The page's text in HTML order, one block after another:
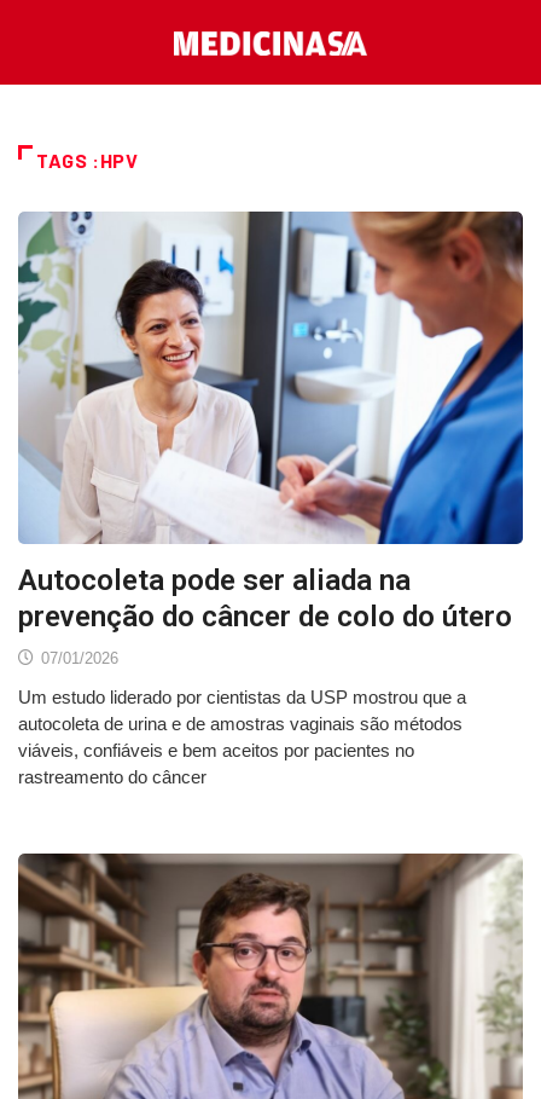
TAGS :HPV
Autocoleta pode ser aliada na
prevenção do câncer de colo do útero
07/01/2026
Um estudo liderado por cientistas da USP mostrou que a
autocoleta de urina e de amostras vaginais são métodos
viáveis, confiáveis e bem aceitos por pacientes no
rastreamento do câncer